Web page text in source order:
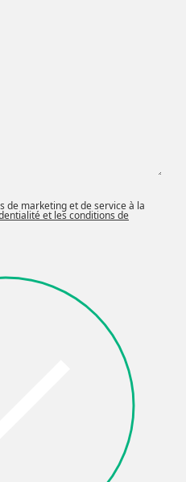
de marketing et de service à la
et les conditions de